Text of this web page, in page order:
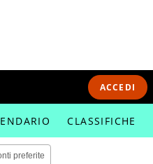
ACCEDI
CLASSIFICHE
preferite